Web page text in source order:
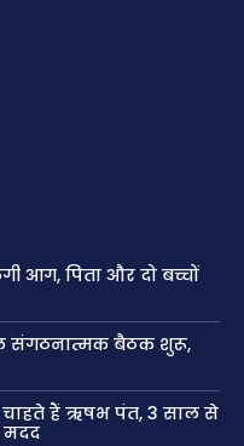
आग, पिता और दो बच्चों
संगठनात्मक बैठक शुरू,
हैं ऋषभ पंत, 3 साल से
मदद